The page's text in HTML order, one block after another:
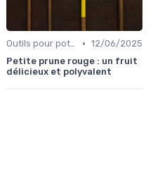
Outils pour potagers • 12/06/2025
Petite prune rouge : un fruit
délicieux et polyvalent